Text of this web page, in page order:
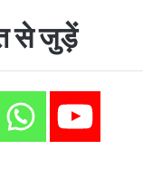
से जुड़ें